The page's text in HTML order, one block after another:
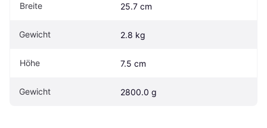
Breite 25.7 cm
Gewicht 2.8 kg
Höhe 7.5 cm
Gewicht 2800.0 g